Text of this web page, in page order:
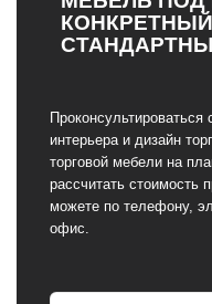
Проконсультироваться
интерьера и дизайн
торговой мебели на
рассчитать стоимость
можете по телефону,
офис.